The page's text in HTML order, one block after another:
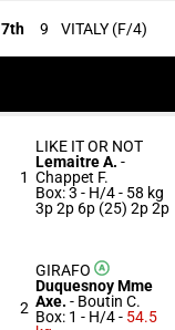
7th 9 VITALY (F/4)
1
LIKE IT OR NOT
Lemaitre A. -
Chappet F.
Box: 3 - H/4 - 58 kg
3p 2p 6p (25) 2p 2p
2
GIRAFO
Duquesnoy Mme
Axe. - Boutin C.
Box: 1 - H/4 - 54.5